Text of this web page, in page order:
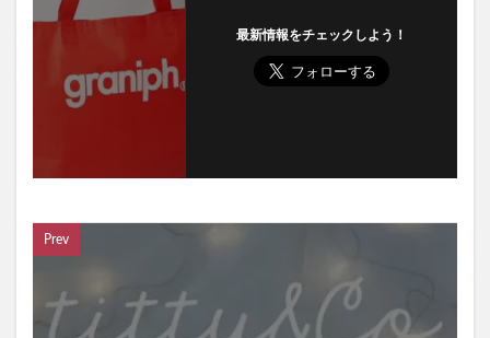
最新情報をチェックしよう！
Prev